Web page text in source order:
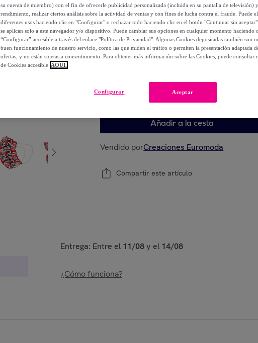
9,95 €
-50%
Elige tu modelo
Adulto
Añadir a la cesta
Vendido porCreaciones Euromoda
Compartir este artículo
Entrega: Entre el 11/08y el 14/08
¿Cómo funciona?
su cuenta de miembro) con el fin de ofrecerle publicidad personalizada (incluida en su pantalla de televisión)
rendimiento, realizar ciertos análisis sobre la actividad de ventas y con fines de lucha contra el fraude. Puede
diferentes usos haciendo clic en "Configurar" o rechazar todo haciendo clic en el botón "Continuar sin
se aplican solo a este navegador y/o dispositivo. Puede cambiar sus opciones en cualquier momento haciendo
“Configurar” accesible a través del enlace "Política de Privacidad". Algunas Cookies depositadas también son
buen funcionamiento de nuestro servicio, como las que miden el tráfico o permiten la presentación adaptada
ofertas, y no están sujetas a consentimiento. Para obtener más información sobre las Cookies, puede consultar
de Cookies accesible AQUÍ.
Aceptar
Configurar